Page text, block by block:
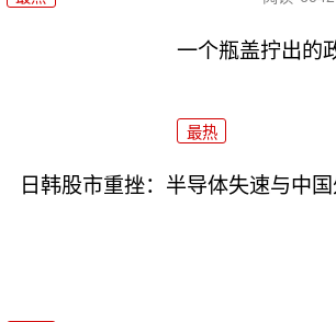
一个瓶盖拧出的
最热
日韩股市重挫：半导体失速与中